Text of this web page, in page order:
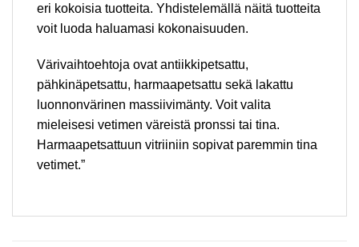
eri kokoisia tuotteita. Yhdistelemällä näitä tuotteita
voit luoda haluamasi kokonaisuuden.
Värivaihtoehtoja ovat antiikkipetsattu,
pähkinäpetsattu, harmaapetsattu sekä lakattu
luonnonvärinen massiivimänty. Voit valita
mieleisesi vetimen väreistä pronssi tai tina.
Harmaapetsattuun vitriiniin sopivat paremmin tina
vetimet.”